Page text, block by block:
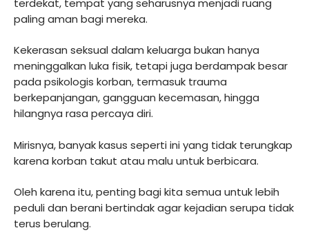
terdekat, tempat yang seharusnya menjadi ruang
paling aman bagi mereka.
Kekerasan seksual dalam keluarga bukan hanya
meninggalkan luka fisik, tetapi juga berdampak besar
pada psikologis korban, termasuk trauma
berkepanjangan, gangguan kecemasan, hingga
hilangnya rasa percaya diri.
Mirisnya, banyak kasus seperti ini yang tidak terungkap
karena korban takut atau malu untuk berbicara.
Oleh karena itu, penting bagi kita semua untuk lebih
peduli dan berani bertindak agar kejadian serupa tidak
terus berulang.